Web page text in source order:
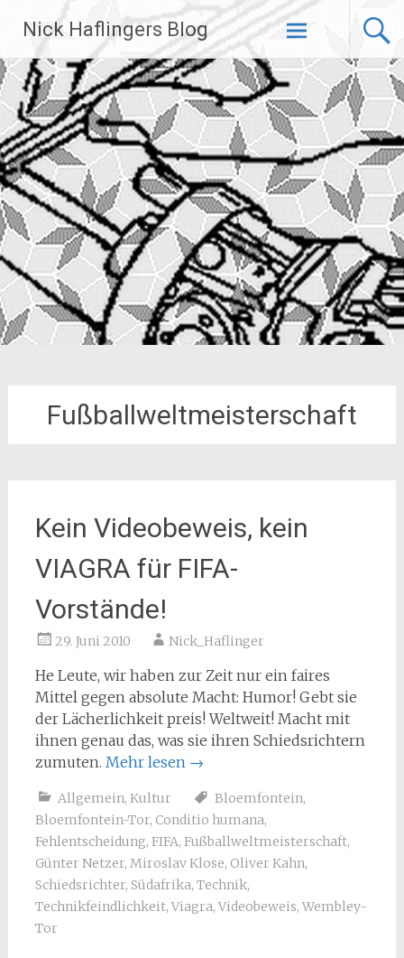
Inhalt
springen
Nick Haflingers Blog
Fußballweltmeisterschaft
Kein Videobeweis, kein
VIAGRA für FIFA-
Vorstände!
29. Juni 2010 Nick_Haflinger
He Leute, wir haben zur Zeit nur ein faires
Mittel gegen absolute Macht: Humor! Gebt sie
der Lächerlichkeit preis! Weltweit! Macht mit
ihnen genau das, was sie ihren Schiedsrichtern
zumuten. Mehr lesen →
Allgemein, Kultur Bloemfontein,
Bloemfontein-Tor, Conditio humana,
Fehlentscheidung, FIFA, Fußballweltmeisterschaft,
Günter Netzer, Miroslav Klose, Oliver Kahn,
Schiedsrichter, Südafrika, Technik,
Technikfeindlichkeit, Viagra, Videobeweis, Wembley-
Tor